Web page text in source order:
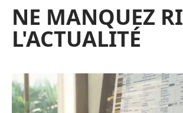
NE MANQUEZ
L'ACTUALITÉ